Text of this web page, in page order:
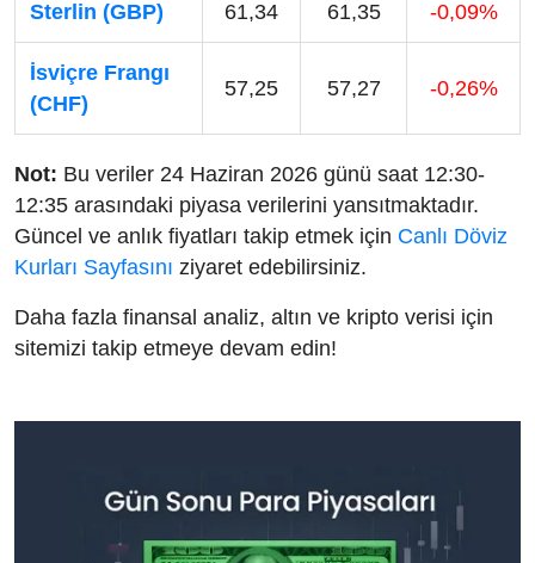
Sterlin (GBP) 61,34 61,35 -0,09%
İsviçre Frangı
(CHF)
57,25 57,27 -0,26%
Not: Bu veriler 24 Haziran 2026 günü saat 12:30-
12:35 arasındaki piyasa verilerini yansıtmaktadır.
Güncel ve anlık fiyatları takip etmek için Canlı Döviz
Kurları Sayfasını ziyaret edebilirsiniz.
Daha fazla finansal analiz, altın ve kripto verisi için
sitemizi takip etmeye devam edin!